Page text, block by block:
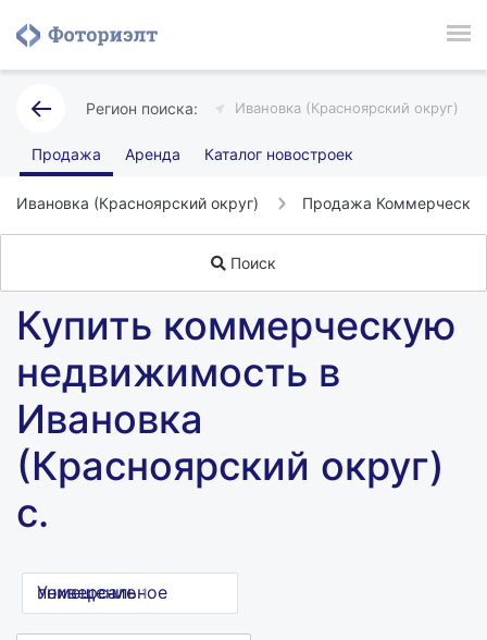
Ивановка (Красноярский округ)
Продажа Аренда Каталог новостроек
Ивановка (Красноярский округ) Продажа
Поиск
Купить коммерческую
недвижимость в
Ивановка
(Красноярский округ)
с.
Универсальное помещение1